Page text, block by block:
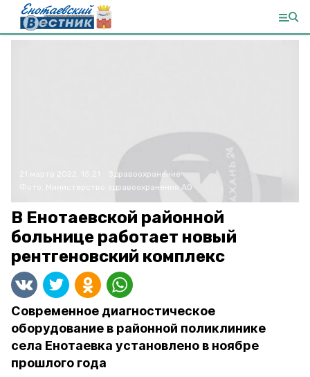
Здравоохранение
Министерство здравоохранения АО
В Енотаевской районной
больнице работает новый
рентгеновский комплекс
Современное диагностическое
оборудование в районной поликлинике
села Енотаевка установлено в ноябре
прошлого года